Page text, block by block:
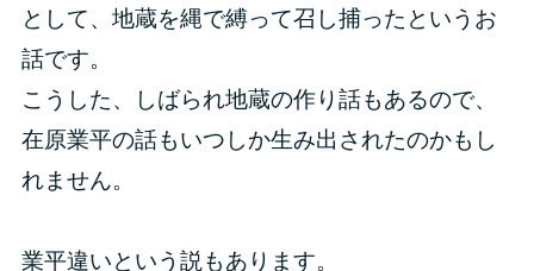
として、地蔵を縄で縛って召し捕ったというお
話です。
こうした、しばられ地蔵の作り話もあるので、
在原業平の話もいつしか生み出されたのかもし
れません。
業平違いという説もあります。